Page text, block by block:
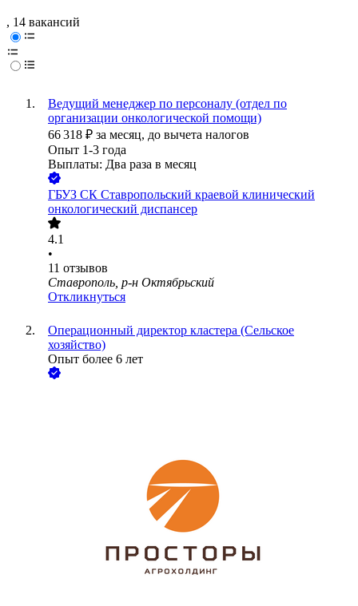
, 14 вакансий
Ведущий менеджер по персоналу (отдел по
организации онкологической помощи)
66 318 ₽ за месяц, до вычета налогов
Опыт 1-3 года
Выплаты: Два раза в месяц
ГБУЗ СК Ставропольский краевой клинический
онкологический диспансер
4.1
•
11 отзывов
Ставрополь, р-н Октябрьский
Откликнуться
Операционный директор кластера (Сельское
хозяйство)
Опыт более 6 лет